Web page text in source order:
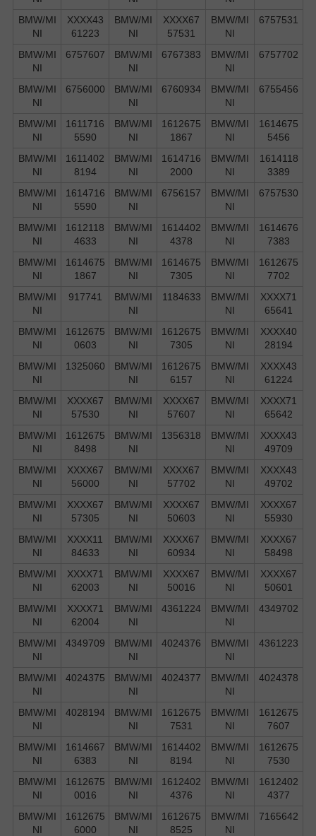
BMW/MI
NI
XXXX43
61223
BMW/MI
NI
XXXX67
57531
BMW/MI
NI
6757531
BMW/MI
NI
6757607
BMW/MI
NI
6767383
BMW/MI
NI
6757702
BMW/MI
NI
6756000
BMW/MI
NI
6760934
BMW/MI
NI
6755456
BMW/MI
NI
1611716
5590
BMW/MI
NI
1612675
1867
BMW/MI
NI
1614675
5456
BMW/MI
NI
1611402
8194
BMW/MI
NI
1614716
2000
BMW/MI
NI
1614118
3389
BMW/MI
NI
1614716
5590
BMW/MI
NI
6756157
BMW/MI
NI
6757530
BMW/MI
NI
1612118
4633
BMW/MI
NI
1614402
4378
BMW/MI
NI
1614676
7383
BMW/MI
NI
1614675
1867
BMW/MI
NI
1614675
7305
BMW/MI
NI
1612675
7702
BMW/MI
NI
917741
BMW/MI
NI
1184633
BMW/MI
NI
XXXX71
65641
BMW/MI
NI
1612675
0603
BMW/MI
NI
1612675
7305
BMW/MI
NI
XXXX40
28194
BMW/MI
NI
1325060
BMW/MI
NI
1612675
6157
BMW/MI
NI
XXXX43
61224
BMW/MI
NI
XXXX67
57530
BMW/MI
NI
XXXX67
57607
BMW/MI
NI
XXXX71
65642
BMW/MI
NI
1612675
8498
BMW/MI
NI
1356318
BMW/MI
NI
XXXX43
49709
BMW/MI
NI
XXXX67
56000
BMW/MI
NI
XXXX67
57702
BMW/MI
NI
XXXX43
49702
BMW/MI
NI
XXXX67
57305
BMW/MI
NI
XXXX67
50603
BMW/MI
NI
XXXX67
55930
BMW/MI
NI
XXXX11
84633
BMW/MI
NI
XXXX67
60934
BMW/MI
NI
XXXX67
58498
BMW/MI
NI
XXXX71
62003
BMW/MI
NI
XXXX67
50016
BMW/MI
NI
XXXX67
50601
BMW/MI
NI
XXXX71
62004
BMW/MI
NI
4361224
BMW/MI
NI
4349702
BMW/MI
NI
4349709
BMW/MI
NI
4024376
BMW/MI
NI
4361223
BMW/MI
NI
4024375
BMW/MI
NI
4024377
BMW/MI
NI
4024378
BMW/MI
NI
4028194
BMW/MI
NI
1612675
7531
BMW/MI
NI
1612675
7607
BMW/MI
NI
1614667
6383
BMW/MI
NI
1614402
8194
BMW/MI
NI
1612675
7530
BMW/MI
NI
1612675
0016
BMW/MI
NI
1612402
4376
BMW/MI
NI
1612402
4377
BMW/MI
NI
1612675
6000
BMW/MI
NI
1612675
8525
BMW/MI
NI
7165642